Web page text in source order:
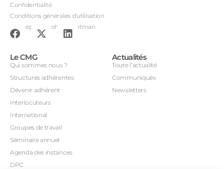
Confidentialité
Conditions générales d'utilisation
Conception : John Brightman
Le CMG
Qui sommes nous ?
Structures adhérentes
Dévenir adhérent
Interlocuteurs
International
Groupes de travail
Séminaire annuel
Agenda des instances
DPC
Actualités
Toute l’actualité
Communiqués
Newsletters